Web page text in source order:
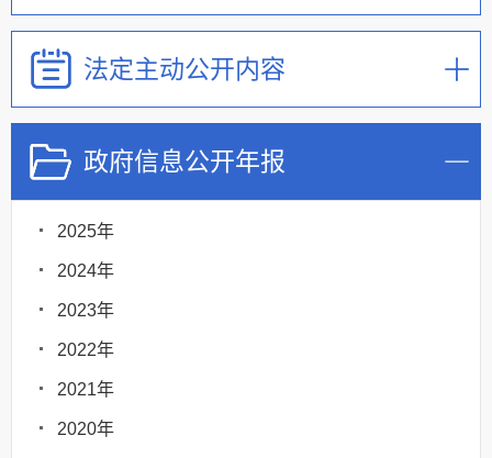
法定主动公开内容
政府信息公开年报
2025年
2024年
2023年
2022年
2021年
2020年